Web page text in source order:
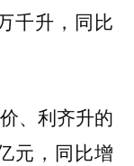
千升，同比
、利齐升的
元，同比增